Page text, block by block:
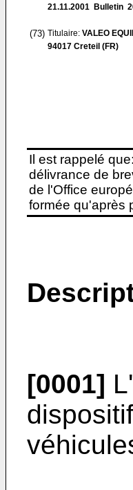
21.11.2001 Bulletin
(73) Titulaire: VALEO
94017 Creteil (FR)
Il est rappelé
délivrance de
de l'Office
formée qu'après
[0001]